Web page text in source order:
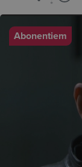
Abonentiem